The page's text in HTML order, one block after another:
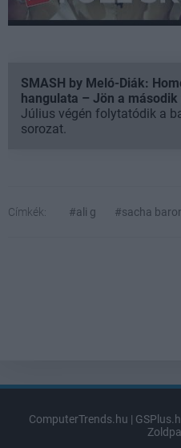
SMASH by Meló-Diák:
hangulata – Jön a
Július végén folytatódik a
sorozat.
Címkék: #ali g #sacha
ComputerTrends.hu |